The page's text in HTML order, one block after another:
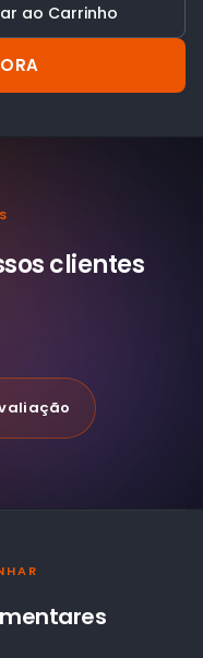
ao Carrinho
clientes